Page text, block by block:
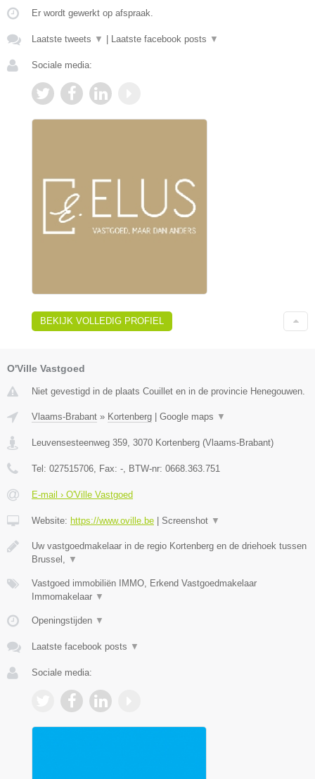
Er wordt gewerkt op afspraak.
Laatste tweets ▼ Laatste facebook posts ▼
Sociale media:
BEKIJK VOLLEDIG PROFIEL
O'Ville Vastgoed
Niet gevestigd in de plaats Couillet en in de provincie Henegouwen.
Vlaams-Brabant » Kortenberg Google maps ▼
Leuvensesteenweg 359, 3070 Kortenberg (Vlaams-Brabant)
Tel: 027515706, Fax: -, BTW-nr: 0668.363.751
E-mail › O'Ville Vastgoed
Website: https://www.oville.be Screenshot ▼
Uw vastgoedmakelaar in de regio Kortenberg en de driehoek tussen
Brussel, ▼
Vastgoed immobiliën IMMO, Erkend Vastgoedmakelaar
Immomakelaar ▼
Openingstijden ▼
Laatste facebook posts ▼
Sociale media: